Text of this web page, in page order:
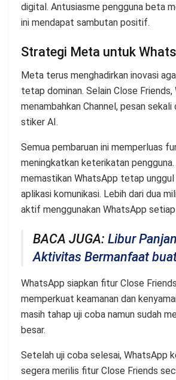
digital. Antusiasme pengguna beta
ini mendapat sambutan positif.
Strategi Meta untuk
Meta terus menghadirkan inovasi
tetap dominan. Selain Close Friends,
menambahkan Channel, pesan sekali
stiker AI.
Semua pembaruan ini memperluas
meningkatkan keterikatan
memastikan WhatsApp tetap unggul
aplikasi komunikasi. Lebih dari dua
aktif menggunakan WhatsApp setiap
BACA JUGA: Libur
Aktivitas Bermanfaat
WhatsApp siapkan fitur Close
memperkuat keamanan dan
masih tahap uji coba namun sudah
besar.
Setelah uji coba selesai, WhatsApp
segera merilis fitur Close Friends